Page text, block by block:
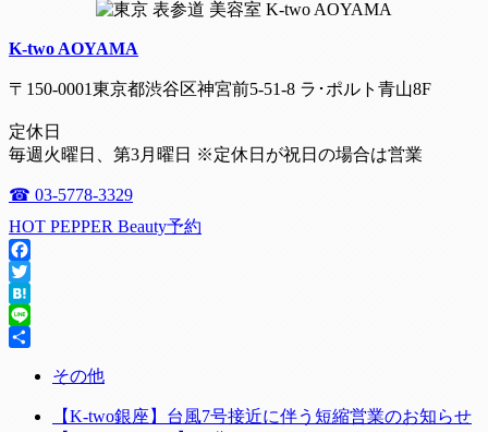
K-two AOYAMA
〒150-0001東京都渋谷区神宮前5-51-8 ラ･ポルト青山8F
定休日
毎週火曜日、第3月曜日 ※定休日が祝日の場合は営業
☎ 03-5778-3329
HOT PEPPER Beauty予約
Facebook
Twitter
Hatena
Line
その他
【K-two銀座】台風7号接近に伴う短縮営業のお知らせ